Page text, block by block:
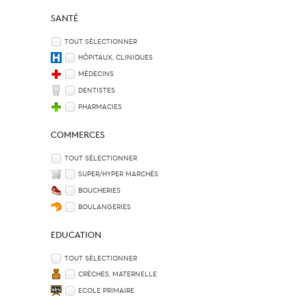
SANTÉ
TOUT SÉLECTIONNER
HÔPITAUX, CLINIQUES
MÉDECINS
DENTISTES
PHARMACIES
COMMERCES
TOUT SÉLECTIONNER
SUPER/HYPER MARCHÉS
BOUCHERIES
BOULANGERIES
EDUCATION
TOUT SÉLECTIONNER
CRÈCHES, MATERNELLE
ECOLE PRIMAIRE